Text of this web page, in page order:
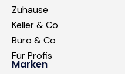
Zuhause
Keller & Co
Büro & Co
Für Profis
Marken